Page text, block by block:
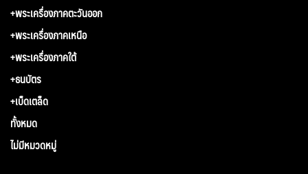
+พระเครื่องภาคตะวันออก
+พระเครื่องภาคเหนือ
+พระเครื่องภาคใต้
+ธนบัตร
+เบ็ดเตล็ด
ทั้งหมด
ไม่มีหมวดหมู่